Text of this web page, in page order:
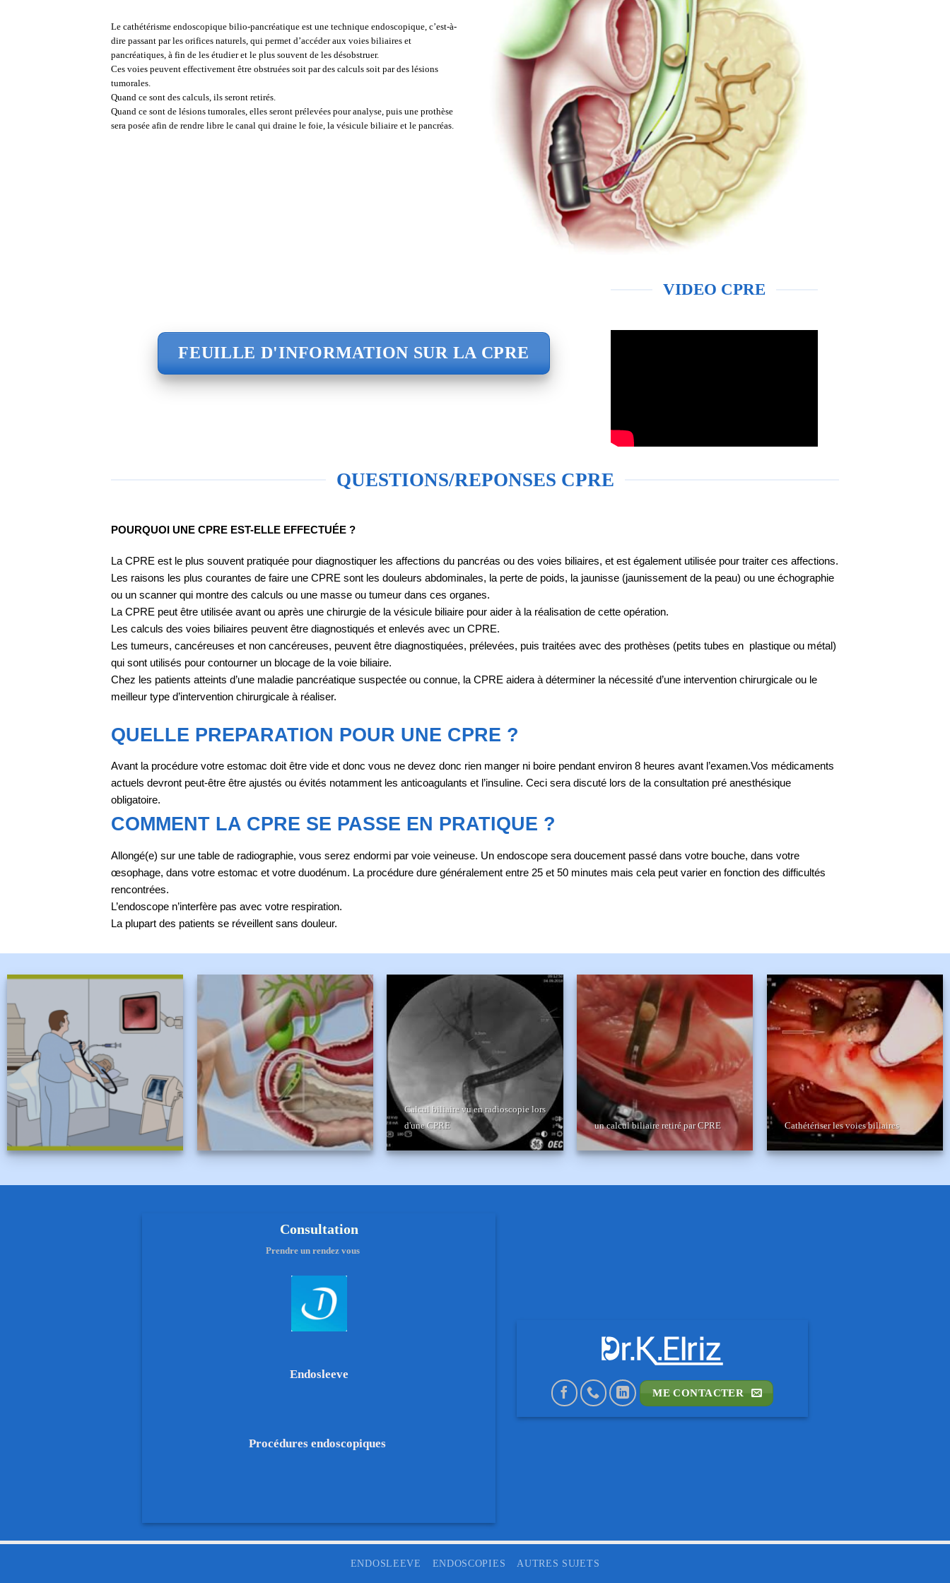
Le cathétérisme endoscopique bilio-pancréatique est une technique endoscopique, c’est-à-
dire passant par les orifices naturels, qui permet d’accéder aux voies biliaires et
pancréatiques, à fin de les étudier et le plus souvent de les désobstruer.
Ces voies peuvent effectivement être obstruées soit par des calculs soit par des lésions
tumorales.
Quand ce sont des calculs, ils seront retirés.
Quand ce sont de lésions tumorales, elles seront prélevées pour analyse, puis une prothèse
sera posée afin de rendre libre le canal qui draine le foie, la vésicule biliaire et le pancréas.
FEUILLE D'INFORMATION SUR LA CPRE
VIDEO CPRE
QUESTIONS/REPONSES CPRE
POURQUOI UNE CPRE EST-ELLE EFFECTUÉE ?
La CPRE est le plus souvent pratiquée pour diagnostiquer les affections du pancréas ou des voies biliaires, et est également utilisée pour traiter ces affections.
Les raisons les plus courantes de faire une CPRE sont les douleurs abdominales, la perte de poids, la jaunisse (jaunissement de la peau) ou une échographie
ou un scanner qui montre des calculs ou une masse ou tumeur dans ces organes.
La CPRE peut être utilisée avant ou après une chirurgie de la vésicule biliaire pour aider à la réalisation de cette opération.
Les calculs des voies biliaires peuvent être diagnostiqués et enlevés avec un CPRE.
Les tumeurs, cancéreuses et non cancéreuses, peuvent être diagnostiquées, prélevées, puis traitées avec des prothèses (petits tubes en plastique ou métal)
qui sont utilisés pour contourner un blocage de la voie biliaire.
Chez les patients atteints d’une maladie pancréatique suspectée ou connue, la CPRE aidera à déterminer la nécessité d’une intervention chirurgicale ou le
meilleur type d’intervention chirurgicale à réaliser.
QUELLE PREPARATION POUR UNE CPRE ?
Avant la procédure votre estomac doit être vide et donc vous ne devez donc rien manger ni boire pendant environ 8 heures avant l’examen.Vos médicaments
actuels devront peut-être être ajustés ou évités notamment les anticoagulants et l’insuline. Ceci sera discuté lors de la consultation pré anesthésique
obligatoire.
COMMENT LA CPRE SE PASSE EN PRATIQUE ?
Allongé(e) sur une table de radiographie, vous serez endormi par voie veineuse. Un endoscope sera doucement passé dans votre bouche, dans votre
œsophage, dans votre estomac et votre duodénum. La procédure dure généralement entre 25 et 50 minutes mais cela peut varier en fonction des difficultés
rencontrées.
L’endoscope n’interfère pas avec votre respiration.
La plupart des patients se réveillent sans douleur.
Calcul biliaire vu en radioscopie lors
d'une CPRE
un calcul biliaire retiré par CPRE Cathétériser les voies biliaires
Consultation
Prendre un rendez vous
Endosleeve
Procédures endoscopiques
ME CONTACTER
ENDOSLEEVE ENDOSCOPIES AUTRES SUJETS